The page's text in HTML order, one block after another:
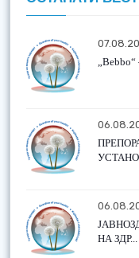
„Bebbo“
НА ЗДР...